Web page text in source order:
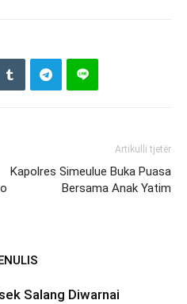
Artikulli tjetër
Kapolres Simeulue Buka Puasa
Bersama Anak Yatim
Salang Diwarnai